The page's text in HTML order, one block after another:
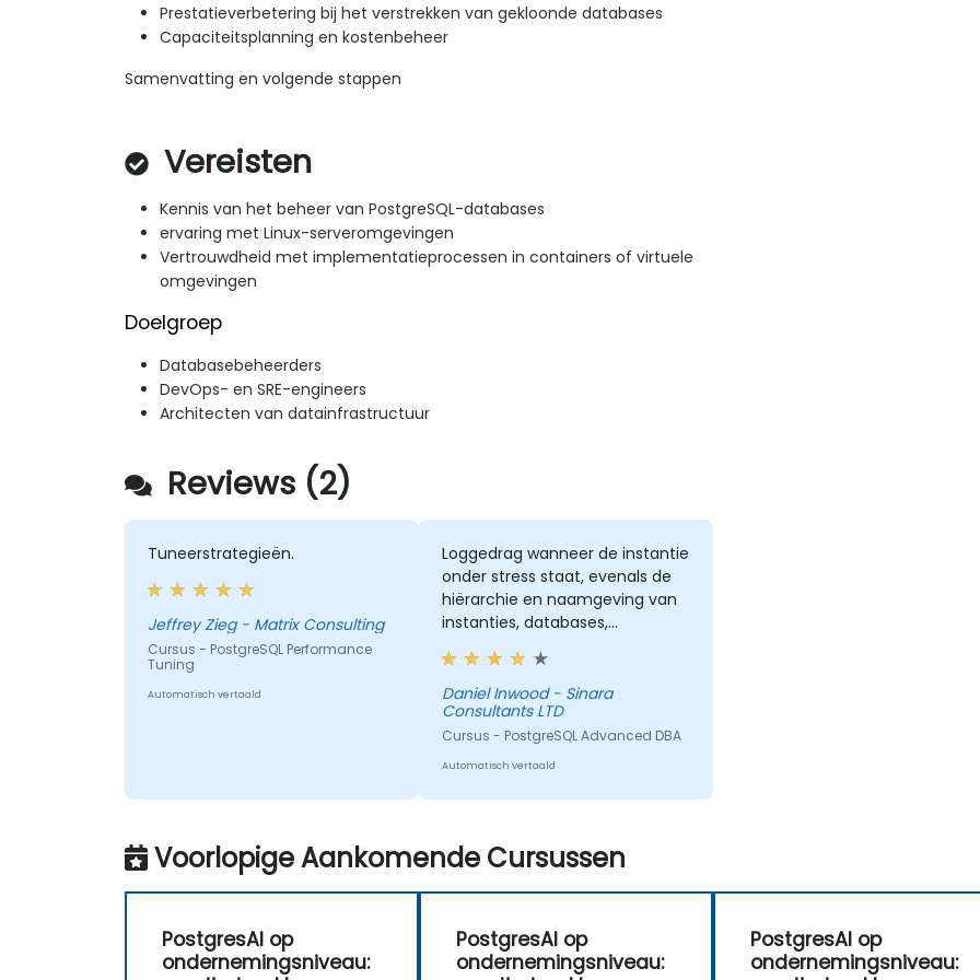
Prestatieverbetering bij het verstrekken van gekloonde databases
Capaciteitsplanning en kostenbeheer
Samenvatting en volgende stappen
Vereisten
Kennis van het beheer van PostgreSQL-databases
ervaring met Linux-serveromgevingen
Vertrouwdheid met implementatieprocessen in containers of virtuele
omgevingen
Doelgroep
Databasebeheerders
DevOps- en SRE-engineers
Architecten van datainfrastructuur
Reviews (2)
Tuneerstrategieën.
Jeffrey Zieg - Matrix Consulting
Cursus - PostgreSQL Performance
Tuning
Automatisch vertaald
Loggedrag wanneer de instantie
onder stress staat, evenals de
hiërarchie en naamgeving van
instanties, databases,
bestanden, enz.
Daniel Inwood - Sinara
Consultants LTD
Cursus - PostgreSQL Advanced DBA
Automatisch vertaald
Voorlopige Aankomende Cursussen
PostgresAI op
ondernemingsniveau:
PostgresAI op
ondernemingsniveau:
PostgresAI op
ondernemingsniveau: